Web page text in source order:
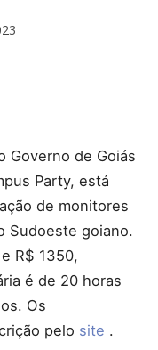
Governo de Goiás
Party, está
de monitores
Sudoeste goiano.
R$ 1350,
é de 20 horas
Os
pelo site .